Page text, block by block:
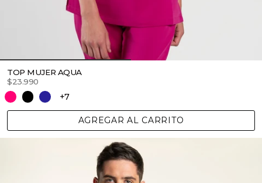
TOP MUJER AQUA
$23.990
+7
AGREGAR AL CARRITO